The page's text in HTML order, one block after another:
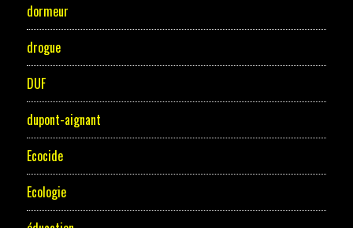
dormeur
drogue
DUF
dupont-aignant
Ecocide
Ecologie